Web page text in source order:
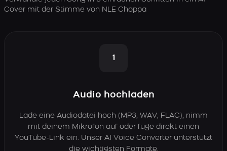
Cover mit der Stimme von NLE Choppa
1
Audio hochladen
Lade eine Audiodatei hoch (MP3, WAV, FLAC), nimm
mit deinem Mikrofon auf oder füge direkt einen
YouTube-Link ein. Unser AI Voice Converter unterstützt
die wichtigsten Formate.